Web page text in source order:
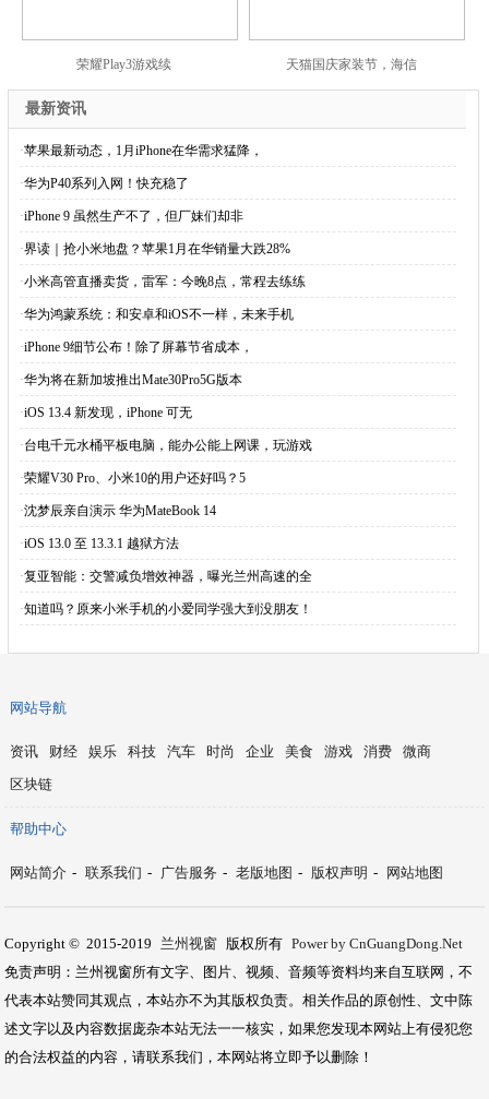
荣耀Play3游戏续 天猫国庆家装节，海信
最新资讯
·苹果最新动态，1月iPhone在华需求猛降，
·华为P40系列入网！快充稳了
·iPhone 9 虽然生产不了，但厂妹们却非
·界读｜抢小米地盘？苹果1月在华销量大跌28%
·小米高管直播卖货，雷军：今晚8点，常程去练练
·华为鸿蒙系统：和安卓和iOS不一样，未来手机
·iPhone 9细节公布！除了屏幕节省成本，
·华为将在新加坡推出Mate30Pro5G版本
·iOS 13.4 新发现，iPhone 可无
·台电千元水桶平板电脑，能办公能上网课，玩游戏
·荣耀V30 Pro、小米10的用户还好吗？5
·沈梦辰亲自演示 华为MateBook 14
·iOS 13.0 至 13.3.1 越狱方法
·复亚智能：交警减负增效神器，曝光兰州高速的全
·知道吗？原来小米手机的小爱同学强大到没朋友！
网站导航
资讯 财经 娱乐 科技 汽车 时尚 企业 美食 游戏 消费
微商
区块链
帮助中心
网站简介 - 联系我们 - 广告服务 - 老版地图 - 版权声明 - 网站地图
Copyright © 2015-2019 兰州视窗 版权所有 Power by CnGuangDong.Net
免责声明：兰州视窗所有文字、图片、视频、音频等资料均来自互联网，不
代表本站赞同其观点，本站亦不为其版权负责。相关作品的原创性、文中陈
述文字以及内容数据庞杂本站无法一一核实，如果您发现本网站上有侵犯您
的合法权益的内容，请联系我们，本网站将立即予以删除！